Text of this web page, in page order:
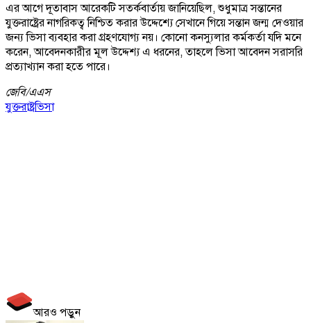
এর আগে দূতাবাস আরেকটি সতর্কবার্তায় জানিয়েছিল, শুধুমাত্র সন্তানের
যুক্তরাষ্ট্রের নাগরিকত্ব নিশ্চিত করার উদ্দেশ্যে সেখানে গিয়ে সন্তান জন্ম দেওয়ার
জন্য ভিসা ব্যবহার করা গ্রহণযোগ্য নয়। কোনো কনস্যুলার কর্মকর্তা যদি মনে
করেন, আবেদনকারীর মূল উদ্দেশ্য এ ধরনের, তাহলে ভিসা আবেদন সরাসরি
প্রত্যাখ্যান করা হতে পারে।
জেবি/এএস
যুক্তরাষ্ট্রভিসা
আরও পড়ুন